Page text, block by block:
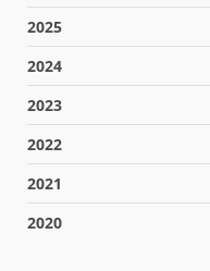
2025
2024
2023
2022
2021
2020